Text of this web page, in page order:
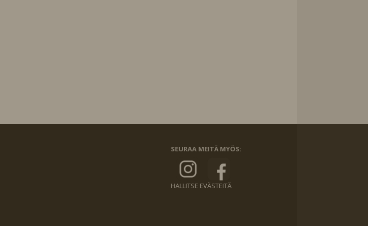
SEURAA MEITÄ MYÖS:
HALLITSE EVÄSTEITÄ